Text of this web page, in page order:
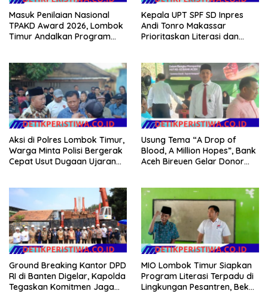
Masuk Penilaian Nasional
TPAKD Award 2026, Lombok
Timur Andalkan Program
Warga
Kepala UPT SPF SD Inpres
Andi Tonro Makassar
Prioritaskan Literasi dan
Aksi di Polres Lombok Timur,
Warga Minta Polisi Bergerak
Cepat Usut Dugaan Ujaran
Usung Tema “A Drop of
Blood, A Million Hopes”, Bank
Aceh Bireuen Gelar Donor
Ground Breaking Kantor DPD
RI di Banten Digelar, Kapolda
Tegaskan Komitmen Jaga
MIO Lombok Timur Siapkan
Program Literasi Terpadu di
Lingkungan Pesantren, Bekali